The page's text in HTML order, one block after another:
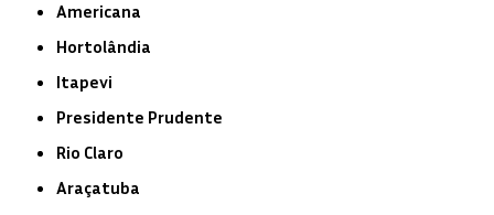
Americana
Hortolândia
Itapevi
Presidente Prudente
Rio Claro
Araçatuba